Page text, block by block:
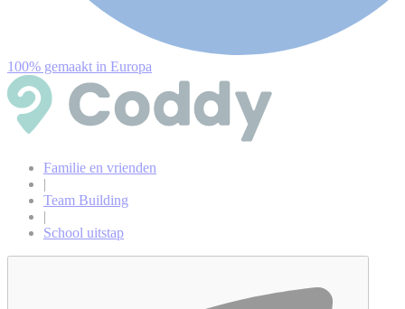
100% gemaakt in Europa
Familie en vrienden
|
Team Building
|
School uitstap